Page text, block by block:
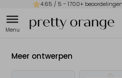
4.65 / 5 - 1700+ beoordelingen
Meer ontwerpen